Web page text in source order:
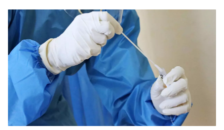
ORÁCULO DAS BURGAS
Horóscopo del día: lunes, 10 de agosto